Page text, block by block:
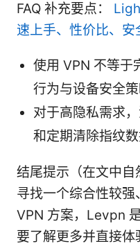
FAQ 补充要点：
速上手、性价比、安
使用 VPN 不等于
行为与设备安全策
对于高隐私需求
和定期清除指纹数
结尾提示（在文中
寻找一个综合性较
VPN 方案，Levpn
要了解更多并直接